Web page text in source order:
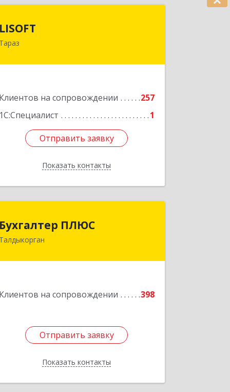
LISOFT
Тараз
Клиентов на сопровождении
257
1С:Специалист
1
Отправить заявку
Показать контакты
080002, Казахстан, Тараз, Казыбек Би,
Отправить заявку
Назад
Бухгалтер ПЛЮС
Талдыкорган
Клиентов на сопровождении 398
Отправить заявку
Показать контакты
Казахстан, 040000, г.Талдыкорган, ул.
Отправить заявку
Назад